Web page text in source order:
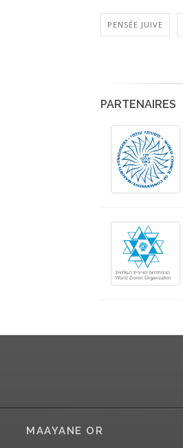
PENSÉE JUIVE
PARTENAIRES
MAAYANE OR